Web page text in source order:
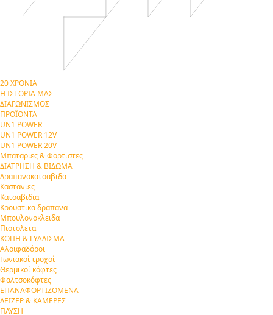
20 ΧΡΟΝΙΑ
Η ΙΣΤΟΡΙΑ ΜΑΣ
ΔΙΑΓΩΝΙΣΜΟΣ
ΠΡΟΪΟΝΤΑ
UN1 POWER
UN1 POWER 12V
UN1 POWER 20V
Μπαταριες & Φορτιστες
ΔΙΑΤΡΗΣΗ & ΒΙΔΩΜΑ
Δραπανοκατσαβιδα
Καστανιες
Κατσαβιδια
Κρουστικα δραπανα
Μπουλονοκλειδα
Πιστολετα
ΚΟΠΗ & ΓΥΑΛΙΣΜΑ
Αλοιφαδόροι
Γωνιακοί τροχοί
Θερμικοί κόφτες
Φαλτσοκόφτες
ΕΠΑΝΑΦΟΡΤΙΖΟΜΕΝΑ
ΛΕΪΖΕΡ & ΚΑΜΕΡΕΣ
ΠΛΥΣΗ